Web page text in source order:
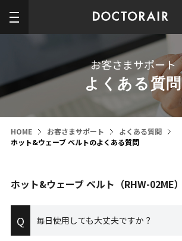
お客さまサポート
よくある質問
HOME お客さまサポート
よくある質問
ホット&ウェーブ ベルトのよくある質問
ホット&ウェーブ ベルト（RHW-02ME
Q 毎日使用しても大丈夫ですか？